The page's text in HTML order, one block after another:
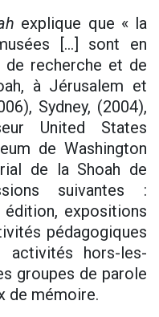
explique que « la
[…] sont en
recherche et de
à Jérusalem et
Sydney, (2004),
United States
de Washington
de la Shoah de
suivantes :
édition, expositions
pédagogiques
hors-les-
groupes de parole
de mémoire.